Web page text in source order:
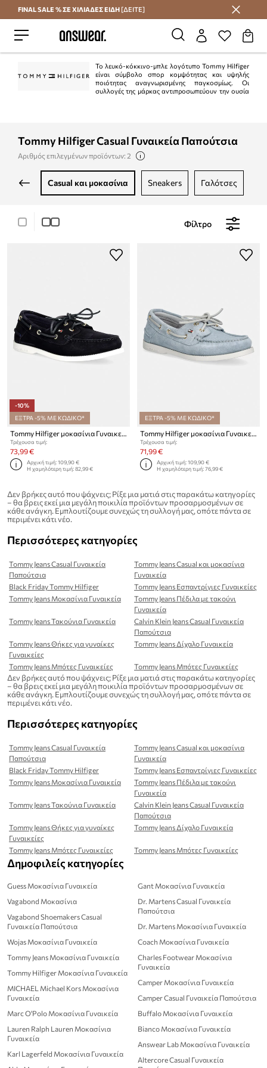
Εξοικονομήστε με το Answear Club
FINAL SALE % ΣΕ ΧΙΛΙΑΔΕΣ ΕΙΔΗ [ΔΕΙΤΕ]
Το λευκό-κόκκινο-μπλε λογότυπο Tommy Hilfiger
είναι σύμβολο σπορ κομψότητας και υψηλής
ποιότητας αναγνωρισμένης παγκοσμίως. Οι
συλλογές της μάρκας αντιπροσωπεύουν την ουσία
Tommy Hilfiger Casual Γυναικεία Παπούτσια
Αριθμός επιλεγμένων προϊόντων: 2
casual και μοκασίνια sneakers γαλότσες
Φίλτρο
-10%
ΕΞΤΡΑ -5% ΜΕ ΚΩΔΙΚΟ*
Tommy Hilfiger μοκασίνια Γυναικεία σουέτ HILFIGER SUEDE BOAT SHOE
Τρέχουσα τιμή:
73,99 €
Αρχική τιμή:109,90 €
Η χαμηλότερη τιμή:82,99 €
ΕΞΤΡΑ -5% ΜΕ ΚΩΔΙΚΟ*
Tommy Hilfiger μοκασίνια Γυναικεία σουέτ HILFIGER SUEDE BOAT SHOE
Τρέχουσα τιμή:
71,99 €
Αρχική τιμή:109,90 €
Η χαμηλότερη τιμή:76,99 €
Δεν βρήκες αυτό που ψάχνεις; Ρίξε μια ματιά στις παρακάτω κατηγορίες
– θα βρεις εκεί μια μεγάλη ποικιλία προϊόντων προσαρμοσμένων σε
κάθε ανάγκη. Εμπλουτίζουμε συνεχώς τη συλλογή μας, οπότε πάντα σε
περιμένει κάτι νέο.
Περισσότερες κατηγορίες
Tommy Jeans Casual Γυναικεία
Παπούτσια
Tommy Jeans Casual και μοκασίνια
Γυναικεία
Black Friday Tommy Hilfiger
Tommy Jeans Εσπαντρίγιες Γυναικείες
Tommy Jeans Μοκασίνια Γυναικεία
Tommy Jeans Πέδιλα με τακούνι
Γυναικεία
Tommy Jeans Τακούνια Γυναικεία
Calvin Klein Jeans Casual Γυναικεία
Παπούτσια
Tommy Jeans Θήκες για γυναίκες
Γυναικείες
Tommy Jeans Δίχαλο Γυναικεία
Tommy Jeans Μπότες Γυναικείες Tommy Jeans Μπότες Γυναικείες
Δεν βρήκες αυτό που ψάχνεις; Ρίξε μια ματιά στις παρακάτω κατηγορίες
– θα βρεις εκεί μια μεγάλη ποικιλία προϊόντων προσαρμοσμένων σε
κάθε ανάγκη. Εμπλουτίζουμε συνεχώς τη συλλογή μας, οπότε πάντα σε
περιμένει κάτι νέο.
Περισσότερες κατηγορίες
Tommy Jeans Casual Γυναικεία
Παπούτσια
Tommy Jeans Casual και μοκασίνια
Γυναικεία
Black Friday Tommy Hilfiger
Tommy Jeans Εσπαντρίγιες Γυναικείες
Tommy Jeans Μοκασίνια Γυναικεία
Tommy Jeans Πέδιλα με τακούνι
Γυναικεία
Tommy Jeans Τακούνια Γυναικεία
Calvin Klein Jeans Casual Γυναικεία
Παπούτσια
Tommy Jeans Θήκες για γυναίκες
Γυναικείες
Tommy Jeans Δίχαλο Γυναικεία
Tommy Jeans Μπότες Γυναικείες Tommy Jeans Μπότες Γυναικείες
Δημοφιλείς κατηγορίες
Guess Μοκασίνια Γυναικεία
Vagabond Μοκασίνια
Vagabond Shoemakers Casual
Γυναικεία Παπούτσια
Wojas Μοκασίνια Γυναικεία
Tommy Jeans Μοκασίνια Γυναικεία
Tommy Hilfiger Μοκασίνια Γυναικεία
MICHAEL Michael Kors Μοκασίνια
Γυναικεία
Marc O'Polo Μοκασίνια Γυναικεία
Lauren Ralph Lauren Μοκασίνια
Γυναικεία
Karl Lagerfeld Μοκασίνια Γυναικεία
Gant Μοκασίνια Γυναικεία
Dr. Martens Casual Γυναικεία
Παπούτσια
Dr. Martens Μοκασίνια Γυναικεία
Coach Μοκασίνια Γυναικεία
Charles Footwear Μοκασίνια
Γυναικεία
Camper Μοκασίνια Γυναικεία
Camper Casual Γυναικεία Παπούτσια
Buffalo Μοκασίνια Γυναικεία
Bianco Μοκασίνια Γυναικεία
Answear Lab Μοκασίνια Γυναικεία
Altercore Casual Γυναικεία